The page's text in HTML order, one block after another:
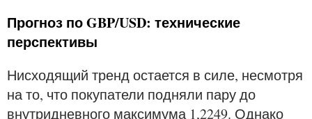
Прогноз по GBP/USD: технические
перспективы
Нисходящий тренд остается в силе, несмотря
на то, что покупатели подняли пару до
внутридневного максимума 1,2249. Однако